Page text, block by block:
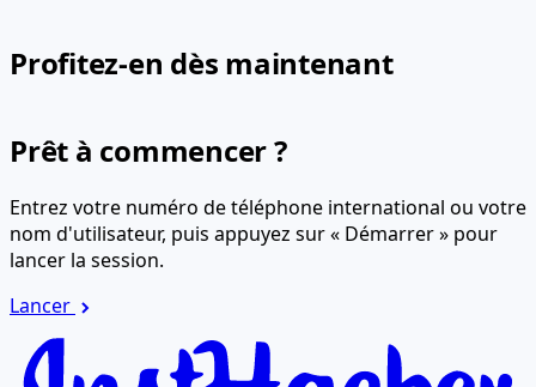
Profitez-en dès maintenant
Prêt à commencer ?
Entrez votre numéro de téléphone international ou votre
nom d'utilisateur, puis appuyez sur « Démarrer » pour
lancer la session.
Lancer